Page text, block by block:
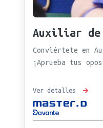
Auxiliar de
Conviértete en
¡Aprueba tus
Ver detalles